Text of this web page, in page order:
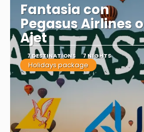
Fantasia con
Pegasus Airlines o
Ajet
7 DESTINATIONS 7 NIGHTS
Holidays package